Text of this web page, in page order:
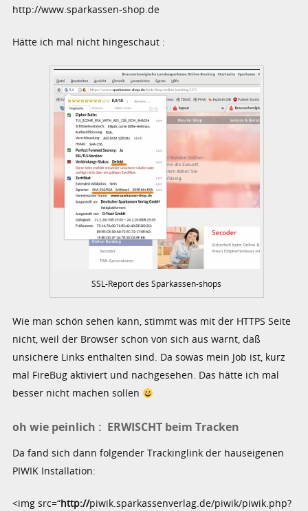
http://www.sparkassen-shop.de
Hätte ich mal nicht hingeschaut :
SSL-Report des Sparkassen-shops
Wie man schön sehen kann, stimmt was mit der HTTPS Seite
nicht, weil der Browser schon von sich aus warnt, daß
unsichere Links enthalten sind. Da sowas mein Job ist, kurz
mal FireBug aktiviert und nachgesehen. Das hätte ich mal
besser nicht machen sollen
oh wie peinlich : ERWISCHT beim Tracken
Da fand sich dann folgender Trackinglink der hauseigenen
PIWIK Installation:
<img src=“http://piwik.sparkassenverlag.de/piwik/piwik.php?